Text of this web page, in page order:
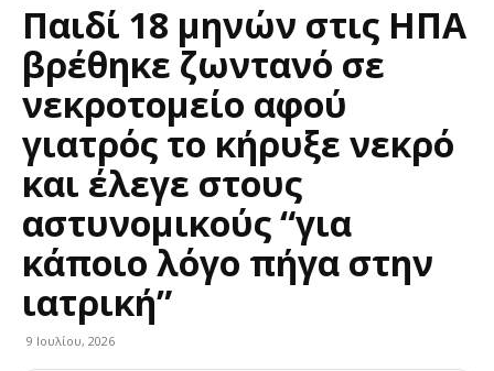
Παιδί 18 μηνών στις ΗΠΑ
βρέθηκε ζωντανό σε
νεκροτομείο αφού
γιατρός το κήρυξε νεκρό
και έλεγε στους
αστυνομικούς “για
κάποιο λόγο πήγα στην
ιατρική”
9 Ιουλίου, 2026